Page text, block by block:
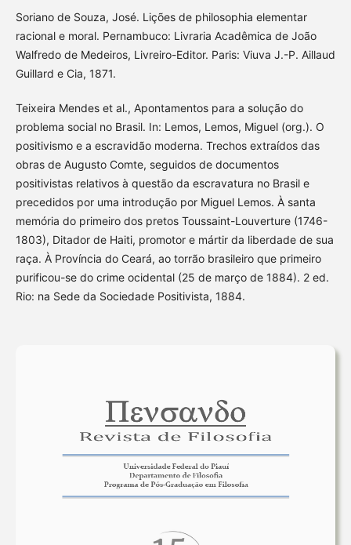
Soriano de Souza, José. Lições de philosophia elementar
racional e moral. Pernambuco: Livraria Acadêmica de João
Walfredo de Medeiros, Livreiro-Editor. Paris: Viuva J.-P. Aillaud
Guillard e Cia, 1871.
Teixeira Mendes et al., Apontamentos para a solução do
problema social no Brasil. In: Lemos, Lemos, Miguel (org.). O
positivismo e a escravidão moderna. Trechos extraídos das
obras de Augusto Comte, seguidos de documentos
positivistas relativos à questão da escravatura no Brasil e
precedidos por uma introdução por Miguel Lemos. À santa
memória do primeiro dos pretos Toussaint-Louverture (1746-
1803), Ditador de Haiti, promotor e mártir da liberdade de sua
raça. À Província do Ceará, ao torrão brasileiro que primeiro
purificou-se do crime ocidental (25 de março de 1884). 2 ed.
Rio: na Sede da Sociedade Positivista, 1884.